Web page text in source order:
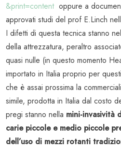
&print=contentoppure a
approvati studi del prof E.Linch
I difetti di questa tecnica stanno
della attrezzatura, peraltro
quasi nulle (in questo momento
importato in Italia proprio per
che è assai prossima la
simile, prodotta in Italia dal costo
pregi stanno nella mini-invasività
carie piccole e medio piccole
dell’uso di mezzi rotanti